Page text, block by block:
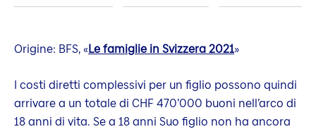
Origine: BFS, «Le famiglie in Svizzera 2021»
I costi diretti complessivi per un figlio possono quindi
arrivare a un totale di CHF 470’000 buoni nell’arco di
18 anni di vita. Se a 18 anni Suo figlio non ha ancora